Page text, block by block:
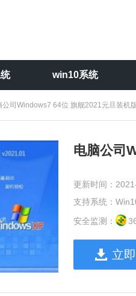
win10系统
公司Windows7 64位 旗舰2021元旦装机
电脑公司
更新时间：
支持系统：
安全监测：
立